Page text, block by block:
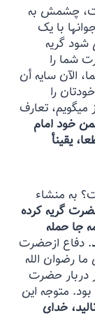
چشمش به
با يک
گريه
شما را
الآن سايه أن
را
میگويم، تعارف
خود امام
يقينأ
به منشاء
گريه كرده
جا حمله
. دفاع ازحضرت
رضوان الله
دربار حضرت
متوجه اين
خداى